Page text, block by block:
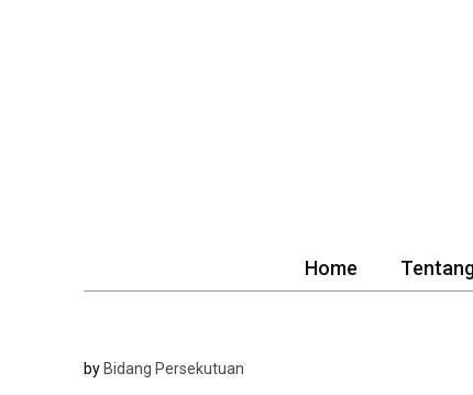
Home
by Bidang Persekutuan